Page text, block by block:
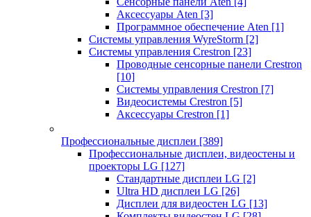
Аксессуары Aten [3]
Программное обеспечение Aten [1]
Системы управления WyreStorm [2]
Системы управления Crestron [23]
Проводные сенсорные панели Crestron
[10]
Системы управления Crestron [7]
Видеосистемы Crestron [5]
Аксессуары Crestron [1]
Профессиональные дисплеи [389]
Профессиональные дисплеи, видеостены и
проекторы LG [127]
Стандартные дисплеи LG [2]
Ultra HD дисплеи LG [26]
Дисплеи для видеостен LG [13]